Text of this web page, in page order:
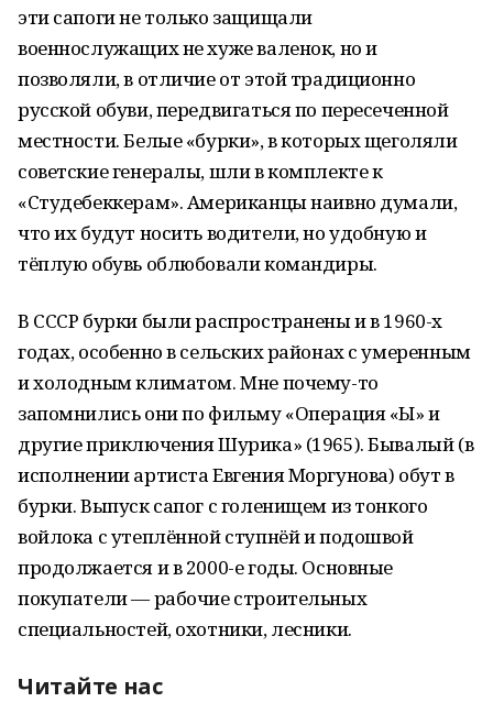
эти сапоги не только защищали
военнослужащих не хуже валенок, но и
позволяли, в отличие от этой традиционно
русской обуви, передвигаться по пересеченной
местности. Белые «бурки», в которых щеголяли
советские генералы, шли в комплекте к
«Студебеккерам». Американцы наивно думали,
что их будут носить водители, но удобную и
тёплую обувь облюбовали командиры.
В СССР бурки были распространены и в 1960-х
годах, особенно в сельских районах с умеренным
и холодным климатом. Мне почему-то
запомнились они по фильму «Операция «Ы» и
другие приключения Шурика» (1965). Бывалый (в
исполнении артиста Евгения Моргунова) обут в
бурки. Выпуск сапог с голенищем из тонкого
войлока с утеплённой ступнёй и подошвой
продолжается и в 2000-е годы. Основные
покупатели — рабочие строительных
специальностей, охотники, лесники.
Читайте нас